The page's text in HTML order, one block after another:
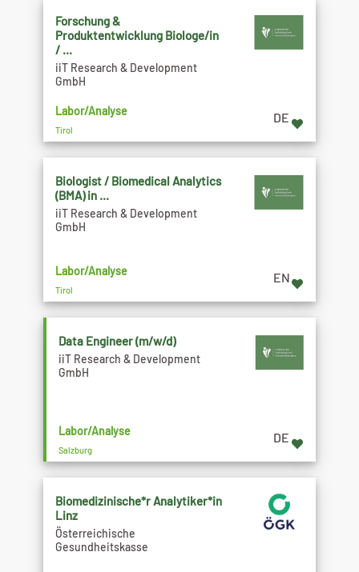
Forschung &
Produktentwicklung Biologe/in
/ ...
iiT Research & Development
GmbH
Labor/Analyse
Tirol
DE
Biologist / Biomedical Analytics
(BMA) in ...
iiT Research & Development
GmbH
Labor/Analyse
Tirol
EN
Data Engineer (m/w/d)
iiT Research & Development
GmbH
Labor/Analyse
Salzburg
DE
Biomedizinische*r Analytiker*in
Linz
Österreichische
Gesundheitskasse